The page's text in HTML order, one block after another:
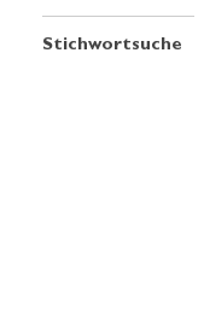
Stichwortsuche